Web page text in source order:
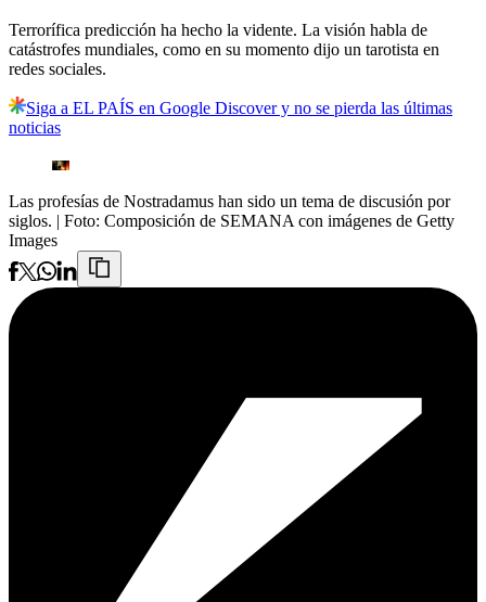
Terrorífica predicción ha hecho la vidente. La visión habla de
catástrofes mundiales, como en su momento dijo un tarotista en
redes sociales.
Siga a EL PAÍS en Google Discover y no se pierda las últimas
noticias
Las profesías de Nostradamus han sido un tema de discusión por
siglos. | Foto: Composición de SEMANA con imágenes de Getty
Images